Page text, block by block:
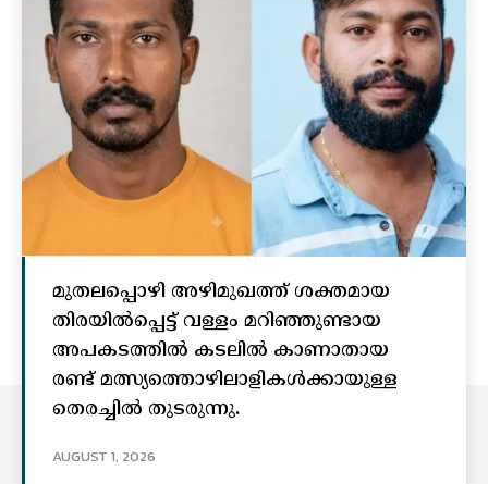
മുതലപ്പൊഴി അഴിമുഖത്ത് ശക്തമായ
തിരയിൽപ്പെട്ട് വള്ളം മറിഞ്ഞുണ്ടായ
അപകടത്തിൽ കടലിൽ കാണാതായ
രണ്ട് മത്സ്യത്തൊഴിലാളികൾക്കായുള്ള
തെരച്ചിൽ തുടരുന്നു.
AUGUST 1, 2026